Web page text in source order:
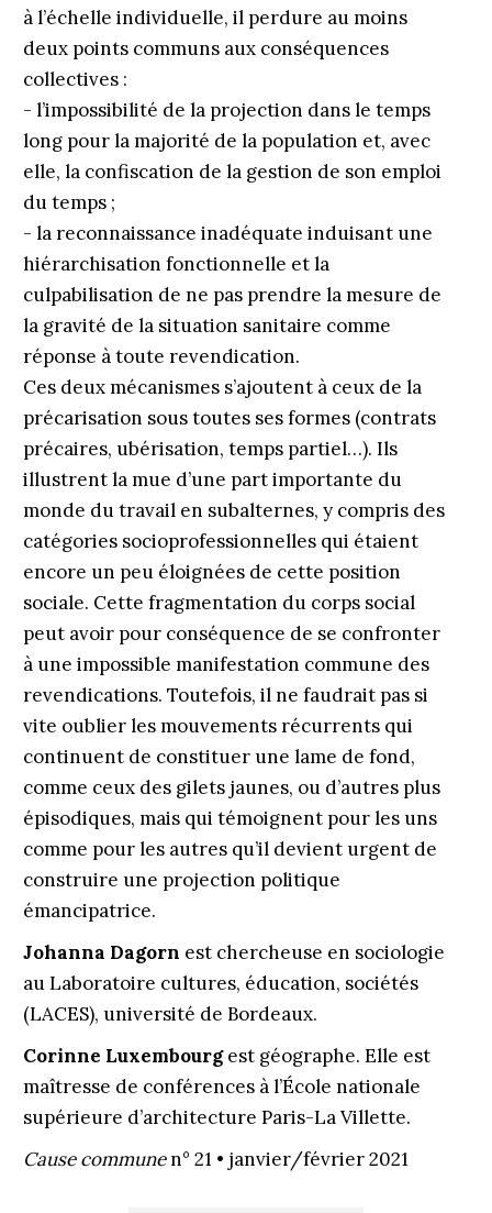
à l’échelle individuelle, il perdure au moins
deux points communs aux conséquences
collectives :
- l’impossibilité de la projection dans le temps
long pour la majorité de la population et, avec
elle, la confiscation de la gestion de son emploi
du temps ;
- la reconnaissance inadéquate induisant une
hiérarchisation fonctionnelle et la
culpabilisation de ne pas prendre la mesure de
la gravité de la situation sanitaire comme
réponse à toute revendication.
Ces deux mécanismes s’ajoutent à ceux de la
précarisation sous toutes ses formes (contrats
précaires, ubérisation, temps partiel…). Ils
illustrent la mue d’une part importante du
monde du travail en subalternes, y compris des
catégories socioprofessionnelles qui étaient
encore un peu éloignées de cette position
sociale. Cette fragmentation du corps social
peut avoir pour conséquence de se confronter
à une impossible manifestation commune des
revendications. Toutefois, il ne faudrait pas si
vite oublier les mouvements récurrents qui
continuent de constituer une lame de fond,
comme ceux des gilets jaunes, ou d’autres plus
épisodiques, mais qui témoignent pour les uns
comme pour les autres qu’il devient urgent de
construire une projection politique
émancipatrice.
Johanna Dagorn est chercheuse en sociologie
au Laboratoire cultures, éducation, sociétés
(LACES), université de Bordeaux.
Corinne Luxembourgest géographe. Elle est
maîtresse de conférences à l’École nationale
supérieure d’architecture Paris-La Villette.
Cause communen° 21 • janvier/février 2021